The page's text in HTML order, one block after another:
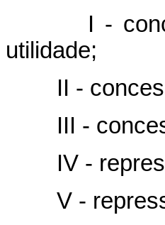
I -
utilidade;
II -
III -
IV -
V -